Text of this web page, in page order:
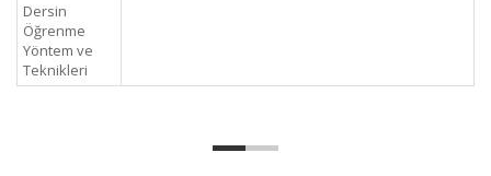
Dersin
Öğrenme
Yöntem ve
Teknikleri